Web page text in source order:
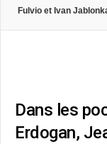
Fulvio et Ivan
Dans les
Erdogan,